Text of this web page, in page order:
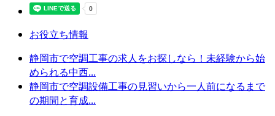
お役立ち情報
静岡市で空調工事の求人をお探しなら！未経験から始
められる中西...
静岡市で空調設備工事の見習いから一人前になるまで
の期間と育成...